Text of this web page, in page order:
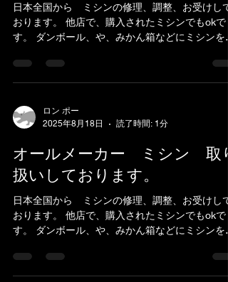
日本全国から ミシンの修理、調整、お受けして
おります。 他店で、購入されたミシンでもokで
す。 ダンボール、や、みかん箱などにミシンを入
詰めて、 ガムテープで、フタを閉めてお送りくだ
さい。...
ロン ポー
2025年8月18日
読了時間: 1分
オールメーカー ミシン 取り
扱いしております。
日本全国から ミシンの修理、調整、お受けして
おります。 他店で、購入されたミシンでもokで
す。 ダンボール、や、みかん箱などにミシンを入
詰めて、 ガムテープで、フタを閉めてお送りくだ
さい。...